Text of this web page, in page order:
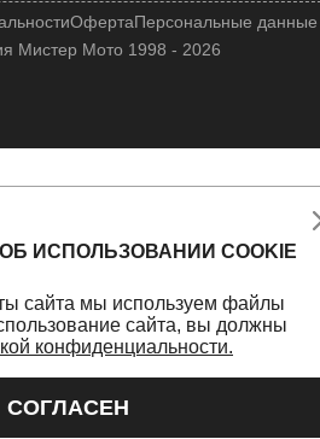
Мистер Мото 1998 - 2026
ОфертаПерсональные данные
ИСПОЛЬЗОВАНИИ COOKIE
сайта мы используем файлы
сайта, вы должны
конфиденциальности.
СОГЛАСЕН